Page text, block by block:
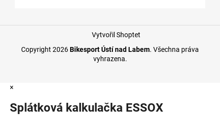
Vytvořil Shoptet
Copyright 2026Bikesport Ústí nad Labem. Všechna práva
vyhrazena.
×
Splátková kalkulačka ESSOX